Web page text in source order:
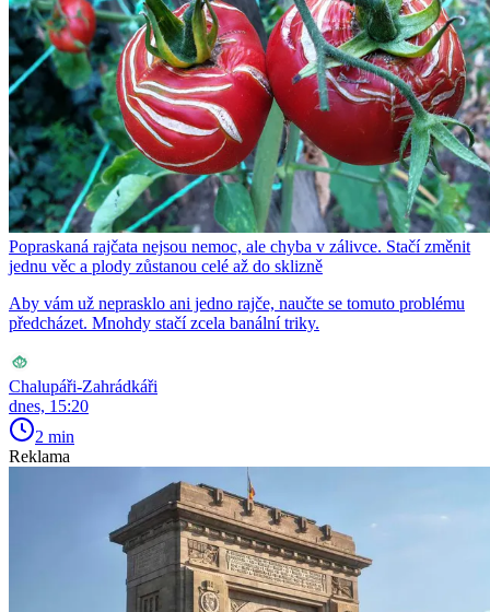
Popraskaná rajčata nejsou nemoc, ale chyba v zálivce. Stačí změnit
jednu věc a plody zůstanou celé až do sklizně
Aby vám už neprasklo ani jedno rajče, naučte se tomuto problému
předcházet. Mnohdy stačí zcela banální triky.
Chalupáři-Zahrádkáři
dnes, 15:20
2 min
Reklama